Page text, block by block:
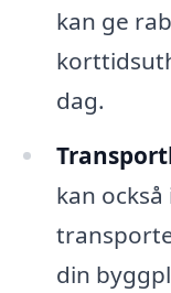
kan ge
dag.
kan
din